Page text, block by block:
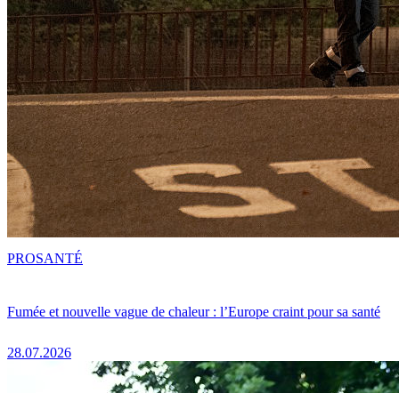
Fumée et nouvelle vague de chaleur : l’Europe craint pour sa santé
28.07.2026
PROSANTÉ